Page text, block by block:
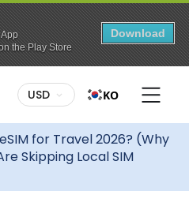
the Play Store
Download
USD KO
for Travel 2026? (Why
Skipping Local SIM